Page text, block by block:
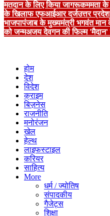
मतदान के लिए किया जागरूकममता के
के खिलाफ एफआईआर दर्जउत्तर
भाजपापंजाब के मुख्यमंत्री भगवंत मान
को जन्मअजय देवगन की फिल्म 'मैदान'
होम
देश
विदेश
क्राइम
बिज़नेस
राजनीति
मनोरंजन
खेल
हेल्थ
लाइफस्टाइल
करियर
साहित्य
More
धर्म / ज्योतिष
संपादकीय
गैजेट्स
शिक्षा